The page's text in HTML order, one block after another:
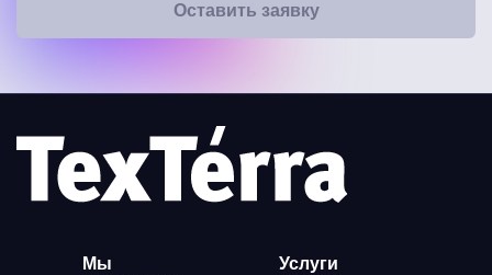
Оставить заявку
Мы
Услуги